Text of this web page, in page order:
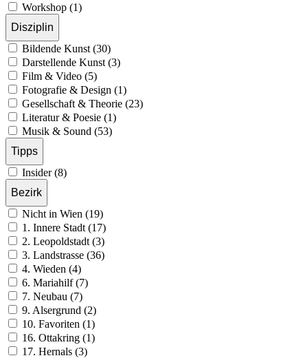
Workshop (1)
Disziplin
Bildende Kunst (30)
Darstellende Kunst (3)
Film & Video (5)
Fotografie & Design (1)
Gesellschaft & Theorie (23)
Literatur & Poesie (1)
Musik & Sound (53)
Tipps
Insider (8)
Bezirk
Nicht in Wien (19)
1. Innere Stadt (17)
2. Leopoldstadt (3)
3. Landstrasse (36)
4. Wieden (4)
6. Mariahilf (7)
7. Neubau (7)
9. Alsergrund (2)
10. Favoriten (1)
16. Ottakring (1)
17. Hernals (3)